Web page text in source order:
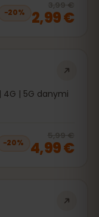
−20%
3,99 €
2,99 €
4G | 5G danymi
−20%
5,99 €
4,99 €